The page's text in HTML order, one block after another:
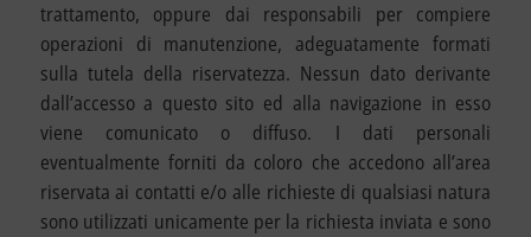
trattamento, oppure dai responsabili per compiere
operazioni di manutenzione, adeguatamente formati
sulla tutela della riservatezza. Nessun dato derivante
dall’accesso a questo sito ed alla navigazione in esso
viene comunicato o diffuso. I dati personali
eventualmente forniti da coloro che accedono all’area
riservata ai contatti e/o alle richieste di qualsiasi natura
sono utilizzati unicamente per la richiesta inviata e sono